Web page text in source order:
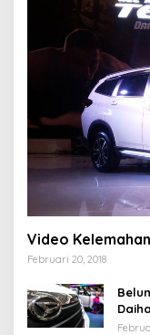
Video
Februari 20, 2018